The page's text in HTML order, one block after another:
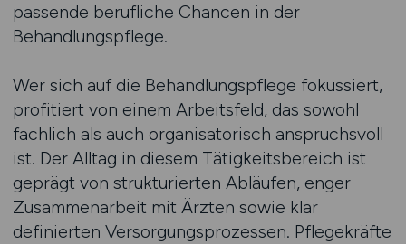
passende berufliche Chancen in der
Behandlungspflege.
Wer sich auf die Behandlungspflege fokussiert,
profitiert von einem Arbeitsfeld, das sowohl
fachlich als auch organisatorisch anspruchsvoll
ist. Der Alltag in diesem Tätigkeitsbereich ist
geprägt von strukturierten Abläufen, enger
Zusammenarbeit mit Ärzten sowie klar
definierten Versorgungsprozessen. Pflegekräfte